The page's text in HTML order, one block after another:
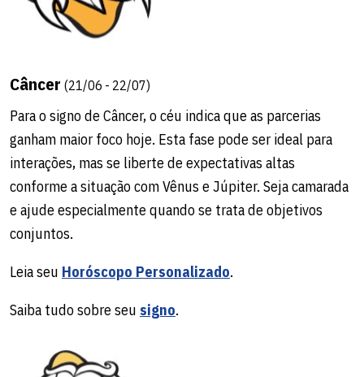
Câncer (21/06 - 22/07)
Para o signo de Câncer, o céu indica que as parcerias
ganham maior foco hoje. Esta fase pode ser ideal para
interações, mas se liberte de expectativas altas
conforme a situação com Vênus e Júpiter. Seja camarada
e ajude especialmente quando se trata de objetivos
conjuntos.
Leia seu Horóscopo Personalizado.
Saiba tudo sobre seu signo.